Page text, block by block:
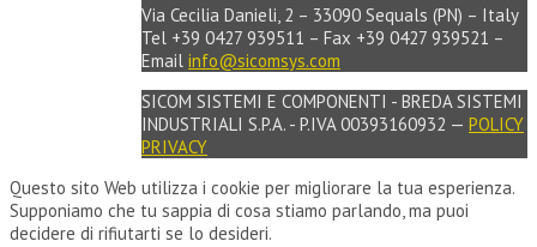
Via Cecilia Danieli, 2 – 33090 Sequals (PN) – Italy
Tel +39 0427 939511 – Fax +39 0427 939521 –
Email info@sicomsys.com
SICOM SISTEMI E COMPONENTI - BREDA SISTEMI
INDUSTRIALI S.P.A. - P.IVA 00393160932 — POLICY
PRIVACY
Questo sito Web utilizza i cookie per migliorare la tua esperienza.
Supponiamo che tu sappia di cosa stiamo parlando, ma puoi
decidere di rifiutarti se lo desideri.